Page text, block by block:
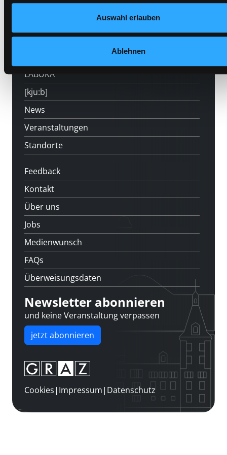
Auswahl erlauben
Ablehnen
Hotline (Mo-Fr 9 bis 17 Uhr): 0316 872-
Mitgliedschaft
LABUKA
[kju:b]
News
Veranstaltungen
Standorte
Feedback
Kontakt
Über uns
Jobs
Medienwunsch
FAQs
Überweisungsdaten
Newsletter abonnieren
und keine Veranstaltung verpassen
jetzt abonnieren
Cookies| Impressum| Datenschutz